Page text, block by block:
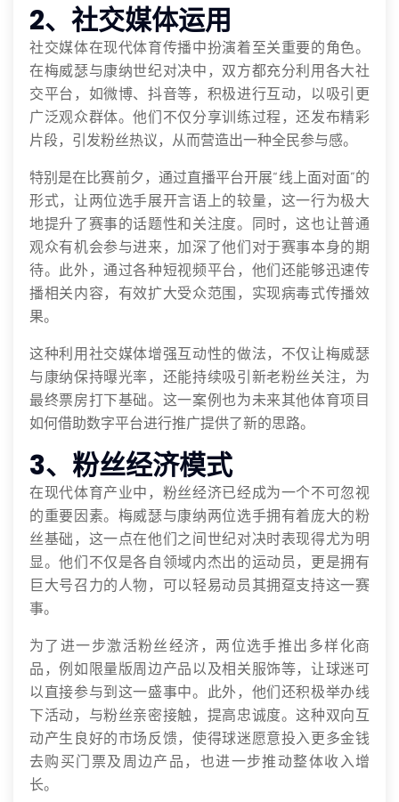
2、社交媒体运用
社交媒体在现代体育传播中扮演着至关重要的角色。
在梅威瑟与康纳世纪对决中，双方都充分利用各大社
交平台，如微博、抖音等，积极进行互动，以吸引更
广泛观众群体。他们不仅分享训练过程，还发布精彩
片段，引发粉丝热议，从而营造出一种全民参与感。
特别是在比赛前夕，通过直播平台开展“线上面对面”的
形式，让两位选手展开言语上的较量，这一行为极大
地提升了赛事的话题性和关注度。同时，这也让普通
观众有机会参与进来，加深了他们对于赛事本身的期
待。此外，通过各种短视频平台，他们还能够迅速传
播相关内容，有效扩大受众范围，实现病毒式传播效
果。
这种利用社交媒体增强互动性的做法，不仅让梅威瑟
与康纳保持曝光率，还能持续吸引新老粉丝关注，为
最终票房打下基础。这一案例也为未来其他体育项目
如何借助数字平台进行推广提供了新的思路。
3、粉丝经济模式
在现代体育产业中，粉丝经济已经成为一个不可忽视
的重要因素。梅威瑟与康纳两位选手拥有着庞大的粉
丝基础，这一点在他们之间世纪对决时表现得尤为明
显。他们不仅是各自领域内杰出的运动员，更是拥有
巨大号召力的人物，可以轻易动员其拥趸支持这一赛
事。
为了进一步激活粉丝经济，两位选手推出多样化商
品，例如限量版周边产品以及相关服饰等，让球迷可
以直接参与到这一盛事中。此外，他们还积极举办线
下活动，与粉丝亲密接触，提高忠诚度。这种双向互
动产生良好的市场反馈，使得球迷愿意投入更多金钱
去购买门票及周边产品，也进一步推动整体收入增
长。